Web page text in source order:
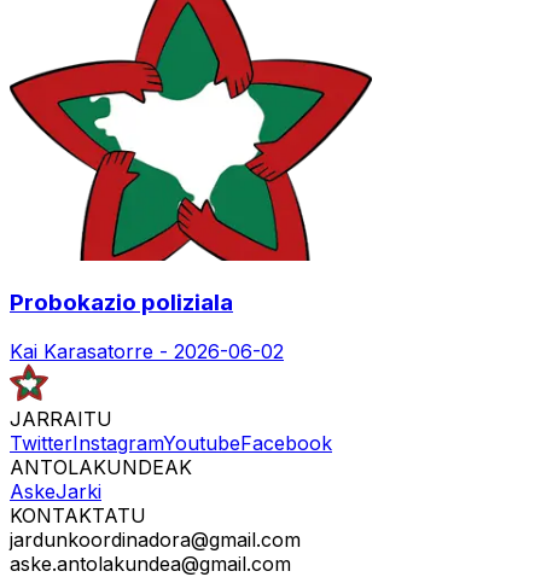
Probokazio poliziala
Kai Karasatorre - 2026-06-02
JARRAITU
TwitterInstagramYoutubeFacebook
ANTOLAKUNDEAK
AskeJarki
KONTAKTATU
jardunkoordinadora@gmail.com
aske.antolakundea@gmail.com